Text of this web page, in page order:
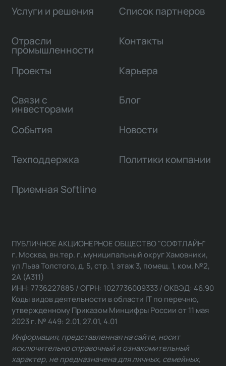
Услуги и решения
Отрасли
промышленности
Проекты
Связи с
инвесторами
Список партнеров
Контакты
Карьера
Блог
События Новости
Техподдержка Политики компании
Приемная Softline
ПУБЛИЧНОЕ АКЦИОНЕРНОЕ ОБЩЕСТВО "СОФТЛАЙН"
г. Москва, вн.тер. г. муниципальный округ Хамовники,
ул Льва Толстого, д. 5, стр. 1, этаж 3, помещ. 1, ком. №2,
2А (А311)
ИНН: 7736227885 / ОГРН: 1027736009333 / ОКВЭД: 46.90
Коды видов деятельности в области IT по перечню,
утвержденному Приказом Минцифры России от 11 мая
2023 г. № 449: 2.01, 27.01, 4.01
Информация, представленная на сайте, носит
исключительно справочный и ознакомительный
характер, не предназначена для личных, семейных,